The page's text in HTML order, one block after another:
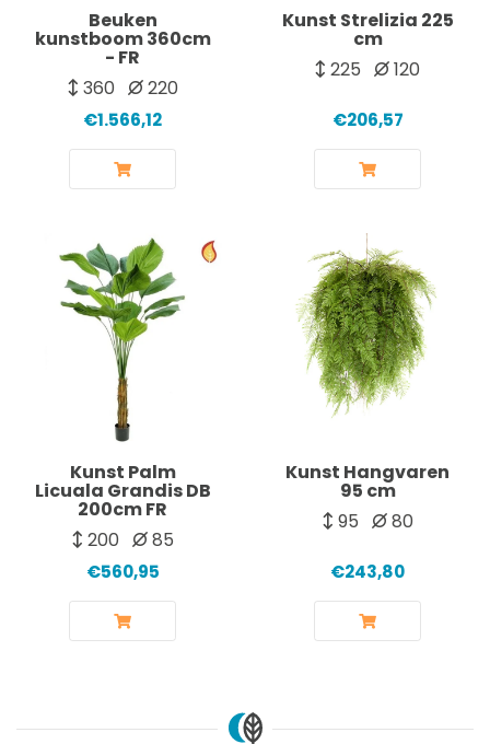
Beuken
kunstboom 360cm
- FR
360
220
€1.566,12
Kunst Strelizia 225
cm
225
120
€206,57
Kunst Palm
Licuala Grandis DB
200cm FR
200
85
€560,95
Kunst Hangvaren
95 cm
95
80
€243,80